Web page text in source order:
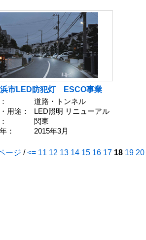
市LED防犯灯 ESCO事業
道路・トンネル
用途：
LED照明 リニューアル
関東
：
2015年3月
ージ /<= 11 12 13 14 15 16 17 18 19 20